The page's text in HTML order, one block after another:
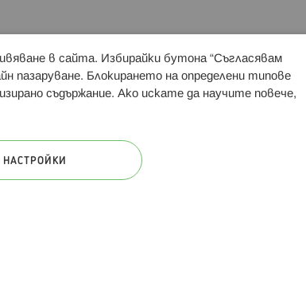
Последвайте ни:
в сайта. Избирайки бутона “Съгласявам
пазаруване. Блокирането на определени типове
съдържание. Ако искате да научите повече,
НАСТРОЙКИ